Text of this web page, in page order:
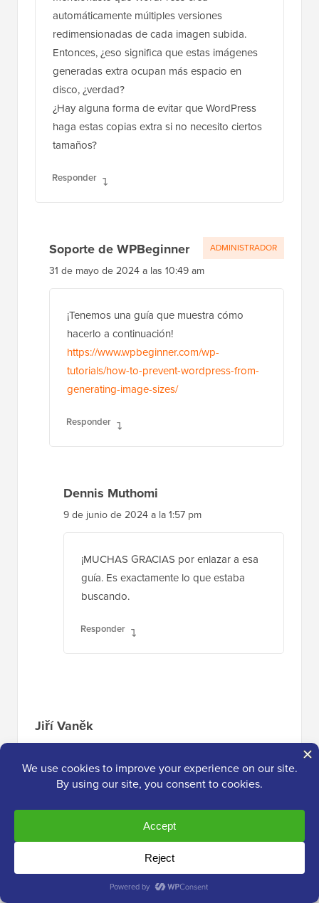
automáticamente múltiples versiones
redimensionadas de cada imagen subida.
Entonces, ¿eso significa que estas imágenes
generadas extra ocupan más espacio en
disco, ¿verdad?
¿Hay alguna forma de evitar que WordPress
haga estas copias extra si no necesito ciertos
tamaños?
Responder
Soporte de WPBeginner
31 de mayo de 2024 a las 10:49 am
¡Tenemos una guía que muestra cómo
hacerlo a continuación!
https://www.wpbeginner.com/wp-
tutorials/how-to-prevent-wordpress-from-
generating-image-sizes/
Responder
ADMINISTRADOR
Dennis Muthomi
9 de junio de 2024 a la 1:57 pm
¡MUCHAS GRACIAS por enlazar a esa
guía. Es exactamente lo que estaba
buscando.
Responder
Jiří Vaněk
29 de enero de 2024 a las 3:48 am
Cuando cambio una imagen usando
WordPress, ¿crea una nueva copia a escala
reducida, o WordPress simplemente escala la
la imagen original? Mi preocupación es si el
tamaño de la imagen cargada también